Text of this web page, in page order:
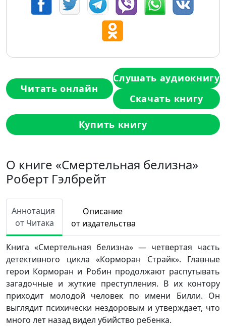
Читать онлайн
Слушать аудиокнигу
Скачать книгу
Купить книгу
О книге «Смертельная белизна»
Роберт Гэлбрейт
Аннотация
от Читака
Описание
от издательства
Книга «Смертельная белизна» — четвертая часть
детективного цикла «Корморан Страйк». Главные
герои Корморан и Робин продолжают распутывать
загадочные и жуткие преступления. В их контору
приходит молодой человек по имени Билли. Он
выглядит психически нездоровым и утверждает, что
много лет назад видел убийство ребенка.